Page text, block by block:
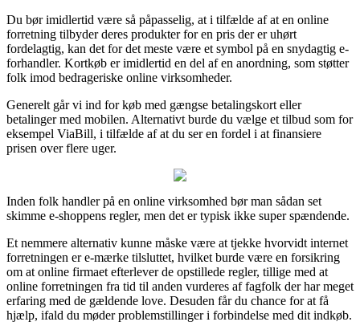
Du bør imidlertid være så påpasselig, at i tilfælde af at en online
forretning tilbyder deres produkter for en pris der er uhørt
fordelagtig, kan det for det meste være et symbol på en snydagtig e-
forhandler. Kortkøb er imidlertid en del af en anordning, som støtter
folk imod bedrageriske online virksomheder.
Generelt går vi ind for køb med gængse betalingskort eller
betalinger med mobilen. Alternativt burde du vælge et tilbud som for
eksempel ViaBill, i tilfælde af at du ser en fordel i at finansiere
prisen over flere uger.
Inden folk handler på en online virksomhed bør man sådan set
skimme e-shoppens regler, men det er typisk ikke super spændende.
Et nemmere alternativ kunne måske være at tjekke hvorvidt internet
forretningen er e-mærke tilsluttet, hvilket burde være en forsikring
om at online firmaet efterlever de opstillede regler, tillige med at
online forretningen fra tid til anden vurderes af fagfolk der har meget
erfaring med de gældende love. Desuden får du chance for at få
hjælp, ifald du møder problemstillinger i forbindelse med dit indkøb.